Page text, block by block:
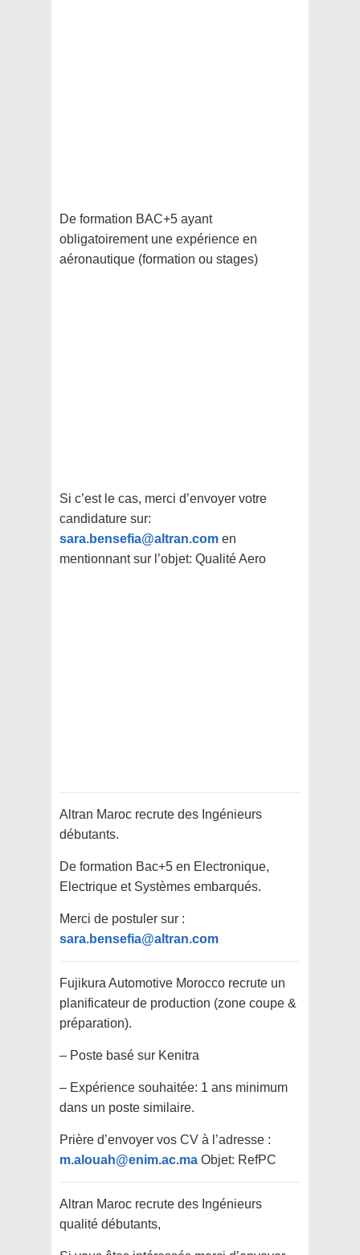
De formation BAC+5 ayant
obligatoirement une expérience en
aéronautique (formation ou stages)
Si c’est le cas, merci d’envoyer votre
candidature sur:
sara.bensefia@altran.com en
mentionnant sur l’objet: Qualité Aero
Altran Maroc recrute des Ingénieurs
débutants.
De formation Bac+5 en Electronique,
Electrique et Systèmes embarqués.
Merci de postuler sur :
sara.bensefia@altran.com
Fujikura Automotive Morocco recrute un
planificateur de production (zone coupe &
préparation).
– Poste basé sur Kenitra
– Expérience souhaitée: 1 ans minimum
dans un poste similaire.
Prière d’envoyer vos CV à l’adresse :
m.alouah@enim.ac.ma Objet: RefPC
Altran Maroc recrute des Ingénieurs
qualité débutants,